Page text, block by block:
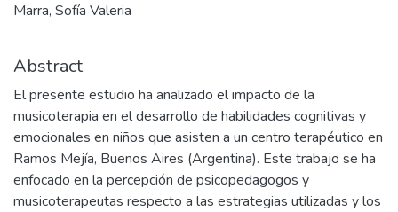
Marra, Sofía Valeria
Abstract
El presente estudio ha analizado el impacto de la
musicoterapia en el desarrollo de habilidades cognitivas y
emocionales en niños que asisten a un centro terapéutico en
Ramos Mejía, Buenos Aires (Argentina). Este trabajo se ha
enfocado en la percepción de psicopedagogos y
musicoterapeutas respecto a las estrategias utilizadas y los